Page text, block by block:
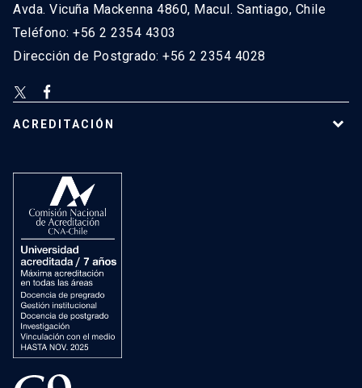
Avda. Vicuña Mackenna 4860, Macul. Santiago, Chile
Teléfono: +56 2 2354 4303
Dirección de Postgrado: +56 2 2354 4028
ACREDITACIÓN